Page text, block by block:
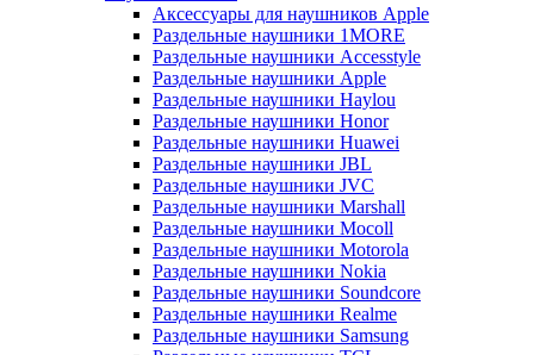
Аксессуары для наушников Apple
Раздельные наушники 1MORE
Раздельные наушники Accesstyle
Раздельные наушники Apple
Раздельные наушники Haylou
Раздельные наушники Honor
Раздельные наушники Huawei
Раздельные наушники JBL
Раздельные наушники JVC
Раздельные наушники Marshall
Раздельные наушники Mocoll
Раздельные наушники Motorola
Раздельные наушники Nokia
Раздельные наушники Soundcore
Раздельные наушники Realme
Раздельные наушники Samsung